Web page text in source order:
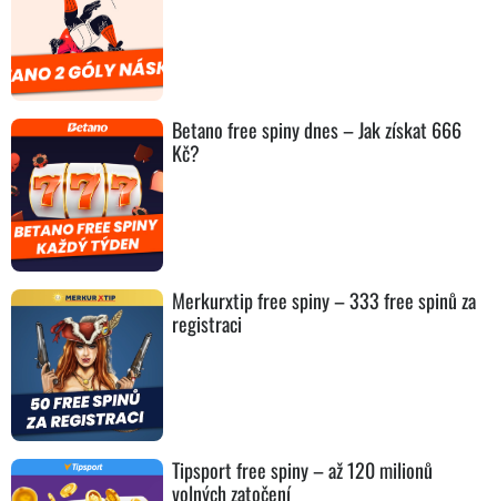
Betano free spiny dnes – Jak získat 666
Kč?
Merkurxtip free spiny – 333 free spinů za
registraci
Tipsport free spiny – až 120 milionů
volných zatočení